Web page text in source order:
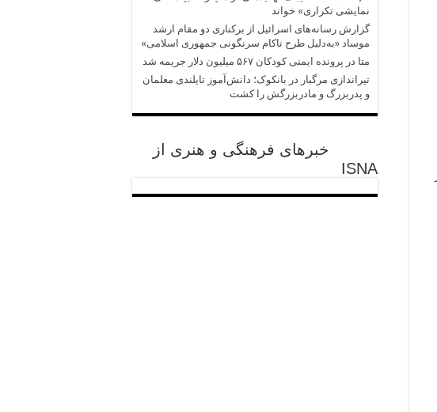
نمایشی تکراری» خواند
گزارش‌‌ رسانه‌های اسرائیل از برکناری دو مقام ارشد
موساد «به‌دلیل طرح ناکام سرنگونی جمهوری اسلامی»
متا در پرونده ایمنی کودکان ۵۶۷ میلیون دلار جریمه شد
تیراندازی مرگبار در بانکوک؛ دانش‌آموز تایلندی معلمان
و پدربزرگ و مادربزرگش را کشت
خبرهای فرهنگی و هنری از
ISNA